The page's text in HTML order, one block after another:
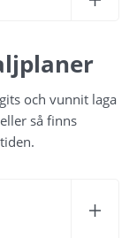
och vunnit laga
så finns